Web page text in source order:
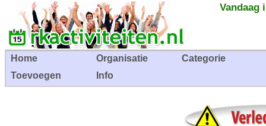
Vandaag
Home Organisatie
Categorie
Toevoegen
Info